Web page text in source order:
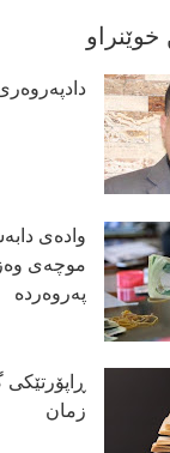
وادەی
موچەی
پەروەردە
زمان